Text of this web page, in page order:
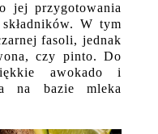
jej przygotowania
W tym
fasoli, jednak
czy pinto. Do
awokado i
na bazie mleka